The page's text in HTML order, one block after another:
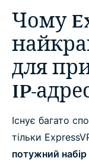
Чому
для
IP-
Існує багато
тільки
потужний набір